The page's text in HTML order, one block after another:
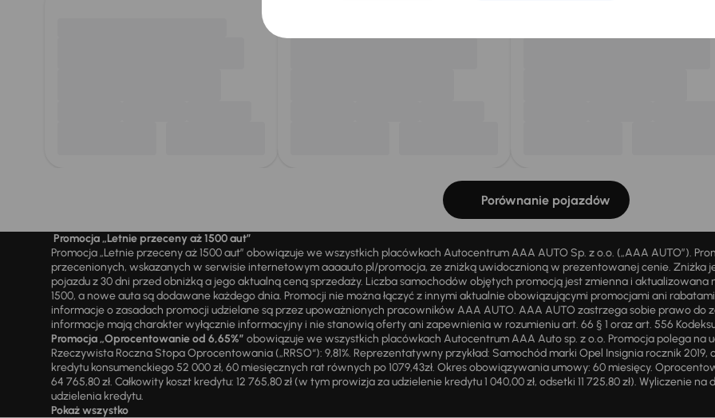
Porównanie pojazdów
Promocja „Letnie przeceny aż 1500 aut”
Promocja „Letnie przeceny aż 1500 aut” obowiązuje we wszystkich placówkach Autocentrum AAA AUTO Sp. z o.o. („AAA AUTO”).
przecenionych, wskazanych w serwisie internetowym aaaauto.pl/promocja, ze zniżką uwidocznioną w prezentowanej cenie. Zniżka
pojazdu z 30 dni przed obniżką a jego aktualną ceną sprzedaży. Liczba samochodów objętych promocją jest zmienna i
1500, a nowe auta są dodawane każdego dnia. Promocji nie można łączyć z innymi aktualnie obowiązującymi promocjami ani
informacje o zasadach promocji udzielane są przez upoważnionych pracowników AAA AUTO. AAA AUTO zastrzega sobie prawo
informacje mają charakter wyłącznie informacyjny i nie stanowią oferty ani zapewnienia w rozumieniu art. 66 § 1 oraz art. 556
Promocja „Oprocentowanie od 6,65%” obowiązuje we wszystkich placówkach Autocentrum AAA Auto sp. z o.o. Promocja polega na
Rzeczywista Roczna Stopa Oprocentowania („RRSO“): 9,81%. Reprezentatywny przykład: Samochód marki Opel Insignia rocznik 2019,
kredytu konsumenckiego 52 000 zł, 60 miesięcznych rat równych po 1079,43zł. Okres obowiązywania umowy: 60 miesięcy.
64 765,80 zł. Całkowity koszt kredytu: 12 765,80 zł (w tym prowizja za udzielenie kredytu 1 040,00 zł, odsetki 11 725,80 zł). Wyliczenie
udzielenia kredytu.
Pokaż wszystko